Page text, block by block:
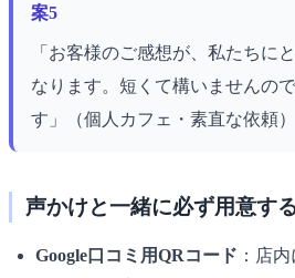
案5
「お客様のご感想が、私たちに
なります。短くて構いませんの
す」（個人カフェ・素直な依頼）
声かけと一緒に必ず用意す
Google口コミ用QRコード ：店